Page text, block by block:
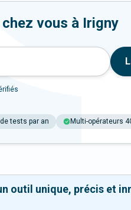
vous à Irigny
tests par an Multi-opérateurs
outil unique, précis et